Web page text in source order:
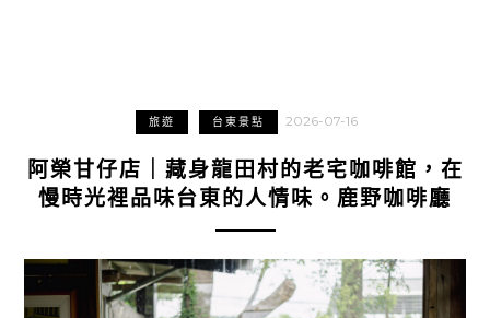
旅遊 台東景點 2026-07-16
阿榮甘仔店｜藏身龍田村的老宅咖啡館，在
慢時光裡品味台東的人情味。鹿野咖啡廳